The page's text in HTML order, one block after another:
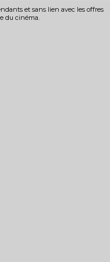
et sans lien avec les offres
du cinéma.